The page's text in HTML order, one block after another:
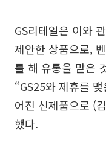
GS리테일은 이와
제안한 상품으로,
를 해 유통을 맡은
“GS25와 제휴를
어진 신제품으로 (
했다.